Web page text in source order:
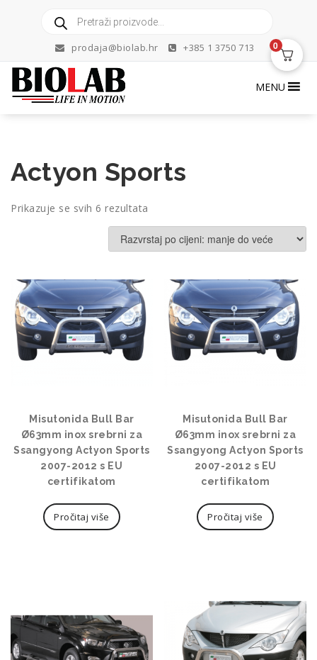
search
prodaja@biolab.hr +385 1 3750 713
MENU
Actyon Sports
Prikazuje se svih 6 rezultata
po
cijeni:
od
visoke
Misutonida Bull Bar
Ø63mm inox srebrni za
Ssangyong Actyon Sports
2007-2012 s EU
certifikatom
Pročitaj više
Misutonida Bull Bar
Ø63mm inox srebrni za
Ssangyong Actyon Sports
2007-2012 s EU
certifikatom
Pročitaj više
0